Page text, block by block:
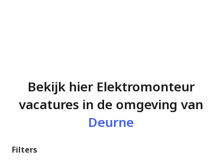
Bekijk hier Elektromonteur
vacatures in de omgeving van
Deurne
Filters